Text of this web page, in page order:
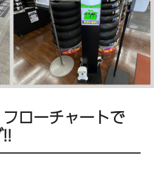
ローチャートで